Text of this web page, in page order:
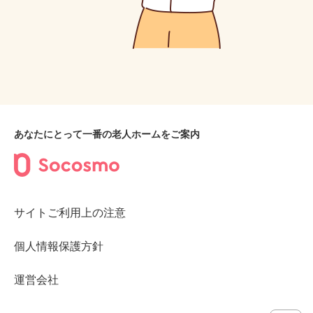
あなたにとって一番の老人ホームをご案内
サイトご利用上の注意
個人情報保護方針
運営会社